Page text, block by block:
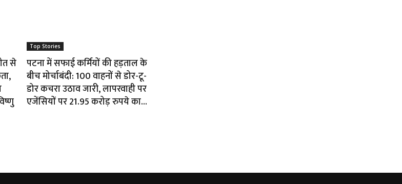
से
Top Stories
पटना में सफाई कर्मियों की हड़ताल के
बीच मोर्चाबंदी: 100 वाहनों से डोर-टू-
डोर कचरा उठाव जारी, लापरवाही पर
एजेंसियों पर 21.95 करोड़ रुपये का...